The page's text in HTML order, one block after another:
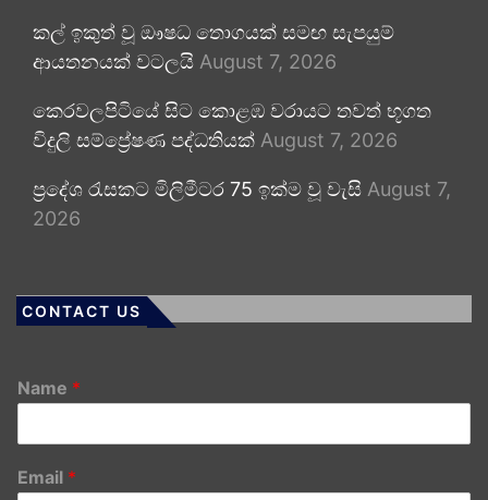
කල් ඉකුත් වූ ඖෂධ තොගයක් සමඟ සැපයුම්
ආයතනයක් වටලයි August 7, 2026
කෙරවලපිටියේ සිට කොළඹ වරායට තවත් භූගත
විදුලි සම්ප්‍රේෂණ පද්ධතියක් August 7, 2026
ප්‍රදේශ රැසකට මිලිමීටර 75 ඉක්ම වූ වැසි August 7,
2026
CONTACT US
Name *
Email *